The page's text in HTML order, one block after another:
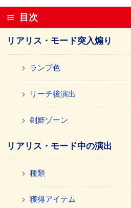
目次
リアリス・モード突入煽り
ランプ色
リーチ後演出
剣姫ゾーン
リアリス・モード中の演出
種類
獲得アイテム